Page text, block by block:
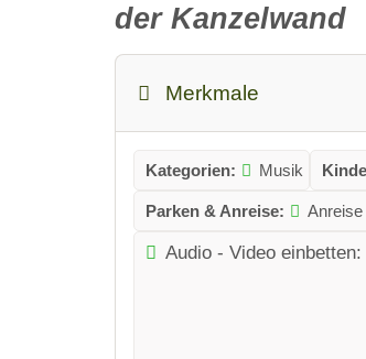
der Kanzelwand
Merkmale
Kategorien: Musik
Parken & Anreise:
Audio - Video einbetten: